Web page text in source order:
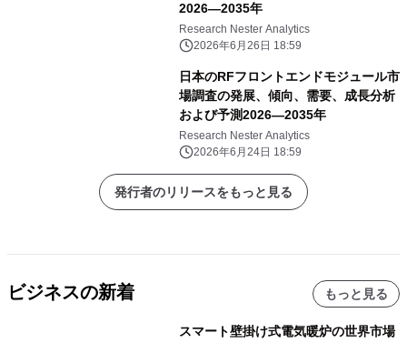
2026―2035年
Research Nester Analytics
2026年6月26日 18:59
日本のRFフロントエンドモジュール市
場調査の発展、傾向、需要、成長分析
および予測2026―2035年
Research Nester Analytics
2026年6月24日 18:59
発行者のリリースをもっと見る
ビジネスの新着 もっと見る
スマート壁掛け式電気暖炉の世界市場